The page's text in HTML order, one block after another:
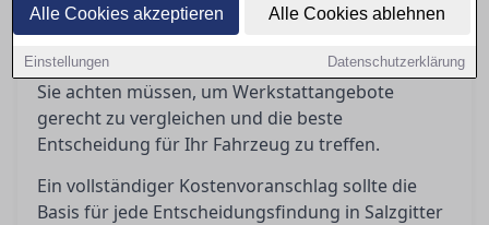
Alle Cookies akzeptieren Alle Cookies ablehnen
Einstellungen Datenschutzerklärung
Kostenvoranschlag sollte klare Informationen
über Teilepreise, Arbeitszeiten und
Werkstattlöhne bieten. Hier erfahren Sie, worauf
Sie achten müssen, um Werkstattangebote
gerecht zu vergleichen und die beste
Entscheidung für Ihr Fahrzeug zu treffen.
Ein vollständiger Kostenvoranschlag sollte die
Basis für jede Entscheidungsfindung in Salzgitter